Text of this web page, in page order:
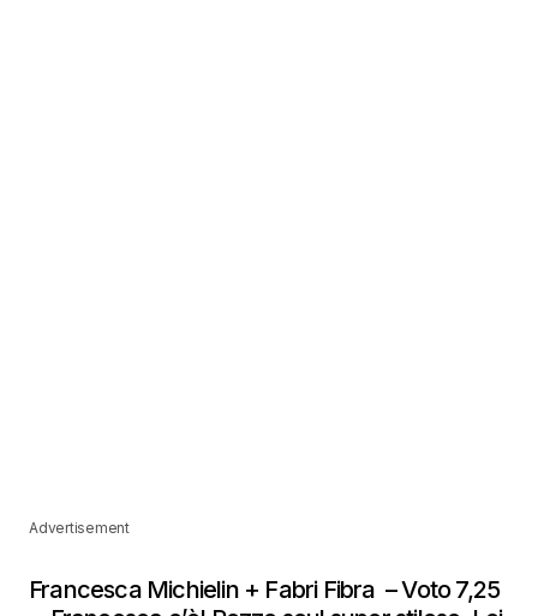
Advertisement
Francesca Michielin + Fabri Fibra – Voto 7,25